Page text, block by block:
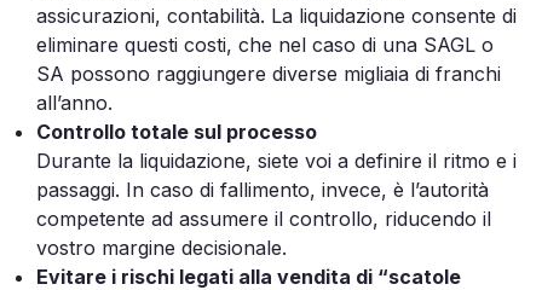
assicurazioni, contabilità. La liquidazione consente di
eliminare questi costi, che nel caso di una SAGL o
SA possono raggiungere diverse migliaia di franchi
all’anno.
Controllo totale sul processo
Durante la liquidazione, siete voi a definire il ritmo e i
passaggi. In caso di fallimento, invece, è l’autorità
competente ad assumere il controllo, riducendo il
vostro margine decisionale.
Evitare i rischi legati alla vendita di “scatole